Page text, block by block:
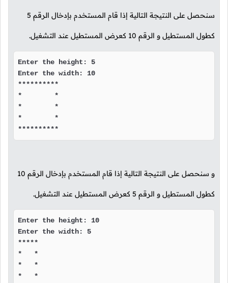
سنحصل على النتيجة التالية إذا قام المستخدم بإدخال الرقم 5
كطول المستطيل و الرقم 10 كعرض المستطيل عند التشغيل.
Enter the height: 5
Enter the width: 10
**********
*        *
*        *
*        *
**********
و سنحصل على النتيجة التالية إذا قام المستخدم بإدخال الرقم 10
كطول المستطيل و الرقم 5 كعرض المستطيل عند التشغيل.
Enter the height: 10
Enter the width: 5
*****
*   *
*   *
*   *